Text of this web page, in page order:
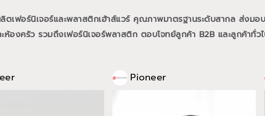
ลิตเฟอร์นิเจอร์และพลาสติกเฮ้าส์แวร์ คุณภาพมาตรฐานระดับสากล ส่ง
ห้องครัว รวมถึงเฟอร์นิเจอร์พลาสติก ตอบโจทย์ลูกค้า B2B และลูกค้าทั่ว
Pioneer